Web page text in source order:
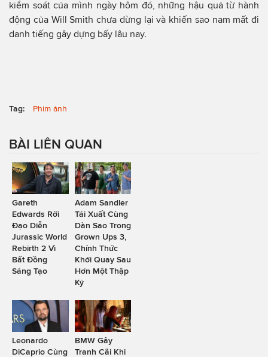
kiểm soát của mình ngày hôm đó, những hậu quả từ hành
động của Will Smith chưa dừng lại và khiến sao nam mất đi
danh tiếng gây dựng bấy lâu nay.
Tag: Phim ảnh
BÀI LIÊN QUAN
Gareth
Edwards Rời
Đạo Diễn
Jurassic World
Rebirth 2 Vì
Bất Đồng
Sáng Tạo
Adam Sandler
Tái Xuất Cùng
Dàn Sao Trong
Grown Ups 3,
Chính Thức
Khởi Quay Sau
Hơn Một Thập
Kỷ
Leonardo
DiCaprio Cùng
BMW Gây
Tranh Cãi Khi